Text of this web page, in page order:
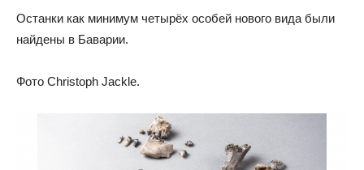
Останки как минимум четырёх особей нового вида были
найдены в Баварии.
Фото Christoph Jackle.